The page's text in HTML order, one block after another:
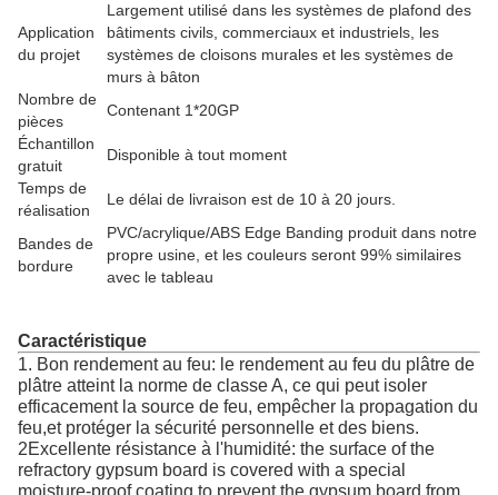
Application
du projet
Largement utilisé dans les systèmes de plafond des
bâtiments civils, commerciaux et industriels, les
systèmes de cloisons murales et les systèmes de
murs à bâton
Nombre de
pièces
Contenant 1*20GP
Échantillon
gratuit
Disponible à tout moment
Temps de
réalisation
Le délai de livraison est de 10 à 20 jours.
Bandes de
bordure
PVC/acrylique/ABS Edge Banding produit dans notre
propre usine, et les couleurs seront 99% similaires
avec le tableau
Caractéristique
1. Bon rendement au feu: le rendement au feu du plâtre de
plâtre atteint la norme de classe A, ce qui peut isoler
efficacement la source de feu, empêcher la propagation du
feu,et protéger la sécurité personnelle et des biens.
2Excellente résistance à l'humidité: the surface of the
refractory gypsum board is covered with a special
moisture-proof coating to prevent the gypsum board from